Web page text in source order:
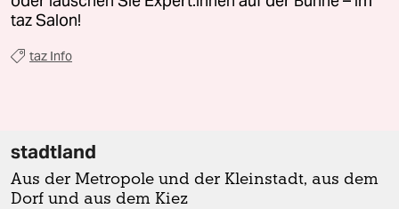
taz Salon!
taz Info
stadtland
Aus der Metropole und der Kleinstadt, aus dem
Dorf und aus dem Kiez